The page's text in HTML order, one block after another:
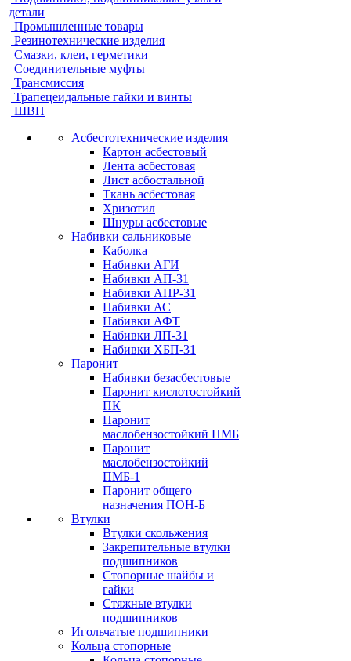
детали
Промышленные товары
Резинотехнические изделия
Смазки, клеи, герметики
Соединительные муфты
Трансмиссия
Трапецеидальные гайки и винты
ШВП
Асбестотехнические изделия
Картон асбестовый
Лента асбестовая
Лист асбостальной
Ткань асбестовая
Хризотил
Шнуры асбестовые
Набивки сальниковые
Каболка
Набивки АГИ
Набивки АП-31
Набивки АПР-31
Набивки АС
Набивки АФТ
Набивки ЛП-31
Набивки ХБП-31
Паронит
Набивки безасбестовые
Паронит кислотостойкий
ПК
Паронит
маслобензостойкий ПМБ
Паронит
маслобензостойкий
ПМБ-1
Паронит общего
назначения ПОН-Б
Втулки
Втулки скольжения
Закрепительные втулки
подшипников
Стопорные шайбы и
гайки
Стяжные втулки
подшипников
Игольчатые подшипники
Кольца стопорные